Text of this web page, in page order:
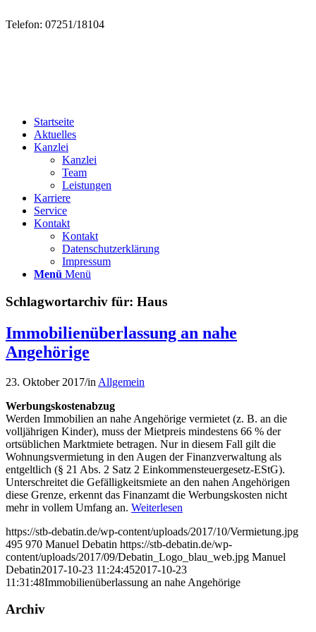
Telefon: 07251/18104
Startseite
Aktuelles
Kanzlei
Kanzlei
Team
Leistungen
Karriere
Service
Kontakt
Kontakt
Datenschutzerklärung
Impressum
Menü Menü
Schlagwortarchiv für: Haus
Immobilienüberlassung an nahe
Angehörige
23. Oktober 2017/in Allgemein
Werbungskostenabzug
Werden Immobilien an nahe Angehörige vermietet (z. B. an die
volljährigen Kinder), muss der Mietpreis mindestens 66 % der
ortsüblichen Marktmiete betragen. Nur in diesem Fall gilt die
Wohnungsvermietung in den Augen der Finanzverwaltung als
entgeltlich (§ 21 Abs. 2 Satz 2 Einkommensteuergesetz-EStG).
Unterschreitet die Gefälligkeitsmiete an den nahen Angehörigen
diese Grenze, erkennt das Finanzamt die Werbungskosten nicht
mehr in vollem Umfang an. Weiterlesen
https://stb-debatin.de/wp-content/uploads/2017/10/Vermietung.jpg
495 970 Manuel Debatin https://stb-debatin.de/wp-
content/uploads/2017/09/Debatin_Logo_blau_web.jpg Manuel
Debatin2017-10-23 11:24:452017-10-23
11:31:48Immobilienüberlassung an nahe Angehörige
Archiv